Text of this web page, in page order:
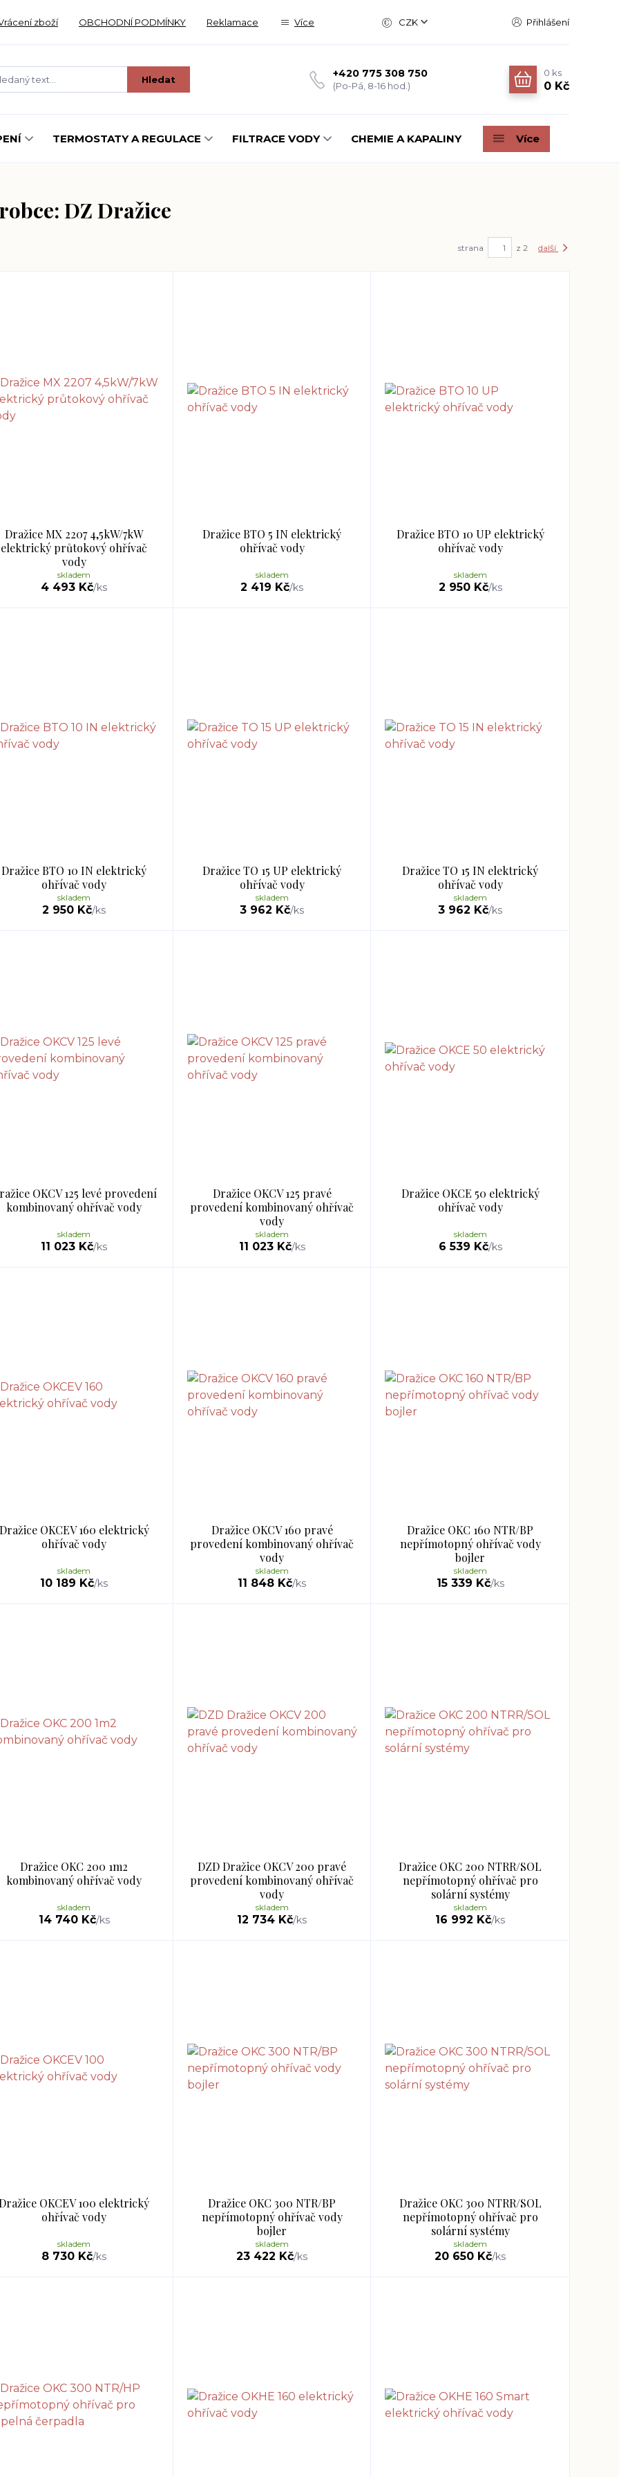
zboží OBCHODNÍ PODMÍNKY Reklamace Více CZK Přihlášení
Hledat +420 775 308 750
(Po-Pá, 8-16 hod.)
0 ks
0 Kč
TERMOSTATY A REGULACE FILTRACE VODY CHEMIE A KAPALINY Více
DZ Dražice
strana z 2 další
Dražice MX 2207 4,5kW/7kW
elektrický průtokový ohřívač
vody
4 493 Kč/ks
skladem
Dražice BTO 5 IN elektrický
ohřívač vody
2 419 Kč/ks
skladem
Dražice BTO 10 UP elektrický
ohřívač vody
2 950 Kč/ks
skladem
Dražice BTO 10 IN elektrický
ohřívač vody
2 950 Kč/ks
skladem
Dražice TO 15 UP elektrický
ohřívač vody
3 962 Kč/ks
skladem
Dražice TO 15 IN elektrický
ohřívač vody
3 962 Kč/ks
skladem
OKCV 125 levé provedení
kombinovaný ohřívač vody
11 023 Kč/ks
skladem
Dražice OKCV 125 pravé
provedení kombinovaný ohřívač
vody
11 023 Kč/ks
skladem
Dražice OKCE 50 elektrický
ohřívač vody
6 539 Kč/ks
skladem
OKCEV 160 elektrický
ohřívač vody
10 189 Kč/ks
skladem
Dražice OKCV 160 pravé
provedení kombinovaný ohřívač
vody
11 848 Kč/ks
skladem
Dražice OKC 160 NTR/BP
nepřímotopný ohřívač vody
bojler
15 339 Kč/ks
skladem
Dražice OKC 200 1m2
kombinovaný ohřívač vody
14 740 Kč/ks
skladem
DZD Dražice OKCV 200 pravé
provedení kombinovaný ohřívač
vody
12 734 Kč/ks
skladem
Dražice OKC 200 NTRR/SOL
nepřímotopný ohřívač pro
solární systémy
16 992 Kč/ks
skladem
OKCEV 100 elektrický
ohřívač vody
8 730 Kč/ks
skladem
Dražice OKC 300 NTR/BP
nepřímotopný ohřívač vody
bojler
23 422 Kč/ks
skladem
Dražice OKC 300 NTRR/SOL
nepřímotopný ohřívač pro
solární systémy
20 650 Kč/ks
skladem